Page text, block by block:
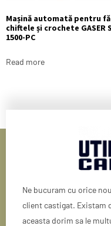
Mașină automată pentru
chiftele și crochete GASER
1500-PC
Read more
Ne bucuram cu orice
client castigat.
aceasta dorim sa le